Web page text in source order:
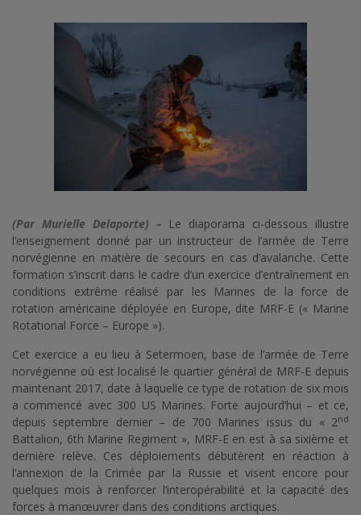
(Par Murielle Delaporte) – Le diaporama ci-dessous illustre
l’enseignement donné par un instructeur de l’armée de Terre
norvégienne en matière de secours en cas d’avalanche. Cette
formation s’inscrit dans le cadre d’un exercice d’entraînement en
conditions extrême réalisé par les Marines de la force de
rotation américaine déployée en Europe, dite MRF-E (« Marine
Rotational Force – Europe »).
Cet exercice a eu lieu à Setermoen, base de l’armée de Terre
norvégienne où est localisé le quartier général de MRF-E depuis
maintenant 2017, date à laquelle ce type de rotation de six mois
a commencé avec 300 US Marines. Forte aujourd’hui – et ce,
depuis septembre dernier – de 700 Marines issus du « 2nd
Battalion, 6th Marine Regiment », MRF-E en est à sa sixième et
dernière relève. Ces déploiements débutèrent en réaction à
l’annexion de la Crimée par la Russie et visent encore pour
quelques mois à renforcer l’interopérabilité et la capacité des
forces à manœuvrer dans des conditions arctiques.